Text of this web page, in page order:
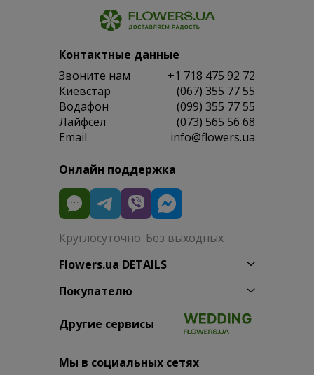
Контактные данные
Звоните нам
+1 718 475 92 72
Киевстар
(067) 355 77 55
Водафон
(099) 355 77 55
Лайфсел
(073) 565 56 68
Email
info@flowers.ua
Онлайн поддержка
Круглосуточно. Без выходных
Flowers.ua DETAILS
Покупателю
Другие сервисы
Мы в социальных сетях